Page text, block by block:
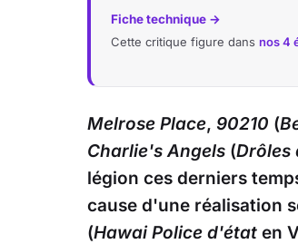
Fiche technique →
Cette critique figure dans nos 4
Melrose Place, 90210 (
Charlie's Angels (Drôles
légion ces derniers
cause d'une réalisation
(Hawai Police d'état en